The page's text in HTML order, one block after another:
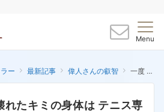
Menu
ー 最新記事 偉人さんの叡智 一度 完全にぶっ壊れたキミの身体は テニス専用に特化していく。
れたキミの身体は テニス専